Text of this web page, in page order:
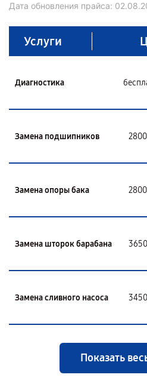
Дата обновления прайса:
Услуги
Диагностика
Замена подшипников
Замена опоры бака
Замена шторок барабана
Замена сливного насоса
Показать